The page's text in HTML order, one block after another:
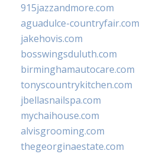
915jazzandmore.com
aguadulce-countryfair.com
jakehovis.com
bosswingsduluth.com
birminghamautocare.com
tonyscountrykitchen.com
jbellasnailspa.com
mychaihouse.com
alvisgrooming.com
thegeorginaestate.com